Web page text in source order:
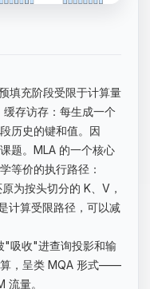
填充阶段受限于计算量
存访存：每生成一个
历史的键和值。因
题。MLA 的一个核心
等价的执行路径：
为按头切分的 K、V，
计算受限路径，可以减
"吸收"进查询投影和输
算，呈类 MQA 形式——
流量。